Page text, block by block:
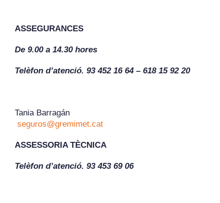
ASSEGURANCES
De 9.00 a 14.30 hores
Telèfon d’atenció. 93 452 16 64 – 618 15 92 20
Tania Barragán
seguros@gremimet.cat
ASSESSORIA TÈCNICA
Telèfon d’atenció. 93 453 69 06